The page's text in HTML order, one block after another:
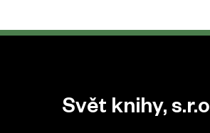
Patička webu
Svět knihy,